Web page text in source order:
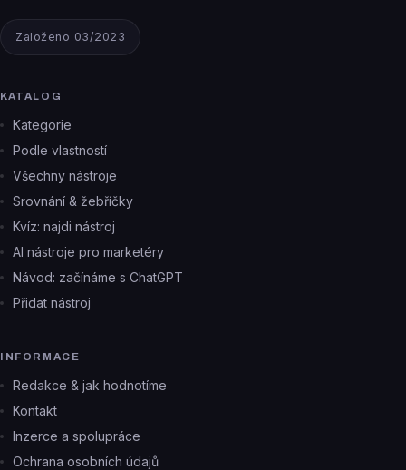
Založeno 03/2023
KATALOG
Kategorie
Podle vlastností
Všechny nástroje
Srovnání & žebříčky
Kvíz: najdi nástroj
AI nástroje pro marketéry
Návod: začínáme s ChatGPT
Přidat nástroj
INFORMACE
Redakce & jak hodnotíme
Kontakt
Inzerce a spolupráce
Ochrana osobních údajů